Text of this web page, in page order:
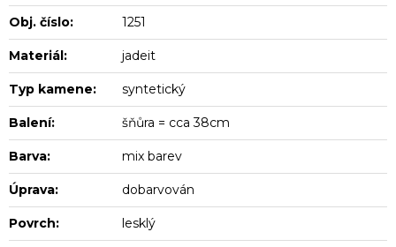
Obj. číslo: 1251
Materiál: jadeit
Typ kamene: syntetický
Balení: šňůra = cca 38cm
Barva: mix barev
Úprava: dobarvován
Povrch: lesklý